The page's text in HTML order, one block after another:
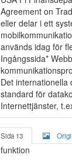
Agreement on
eller delar i ett
används idag för
Ingångssida*
Det internationella
standard för
Internettjänster,
Sida 13
funktion